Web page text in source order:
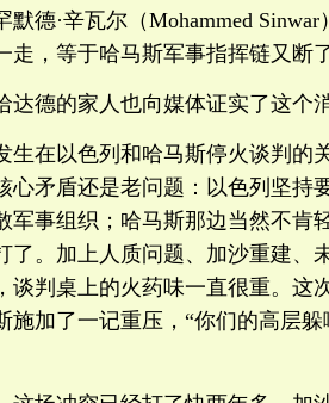
默德·辛瓦尔（Mohammed
走，等于哈马斯军事指挥链又断
达德的家人也向媒体证实了这个
生在以色列和哈马斯停火谈判的
心矛盾还是老问题：以色列坚持
军事组织；哈马斯那边当然不肯
了。加上人质问题、加沙重建、
谈判桌上的火药味一直很重。这
施加了一记重压，“你们的高层